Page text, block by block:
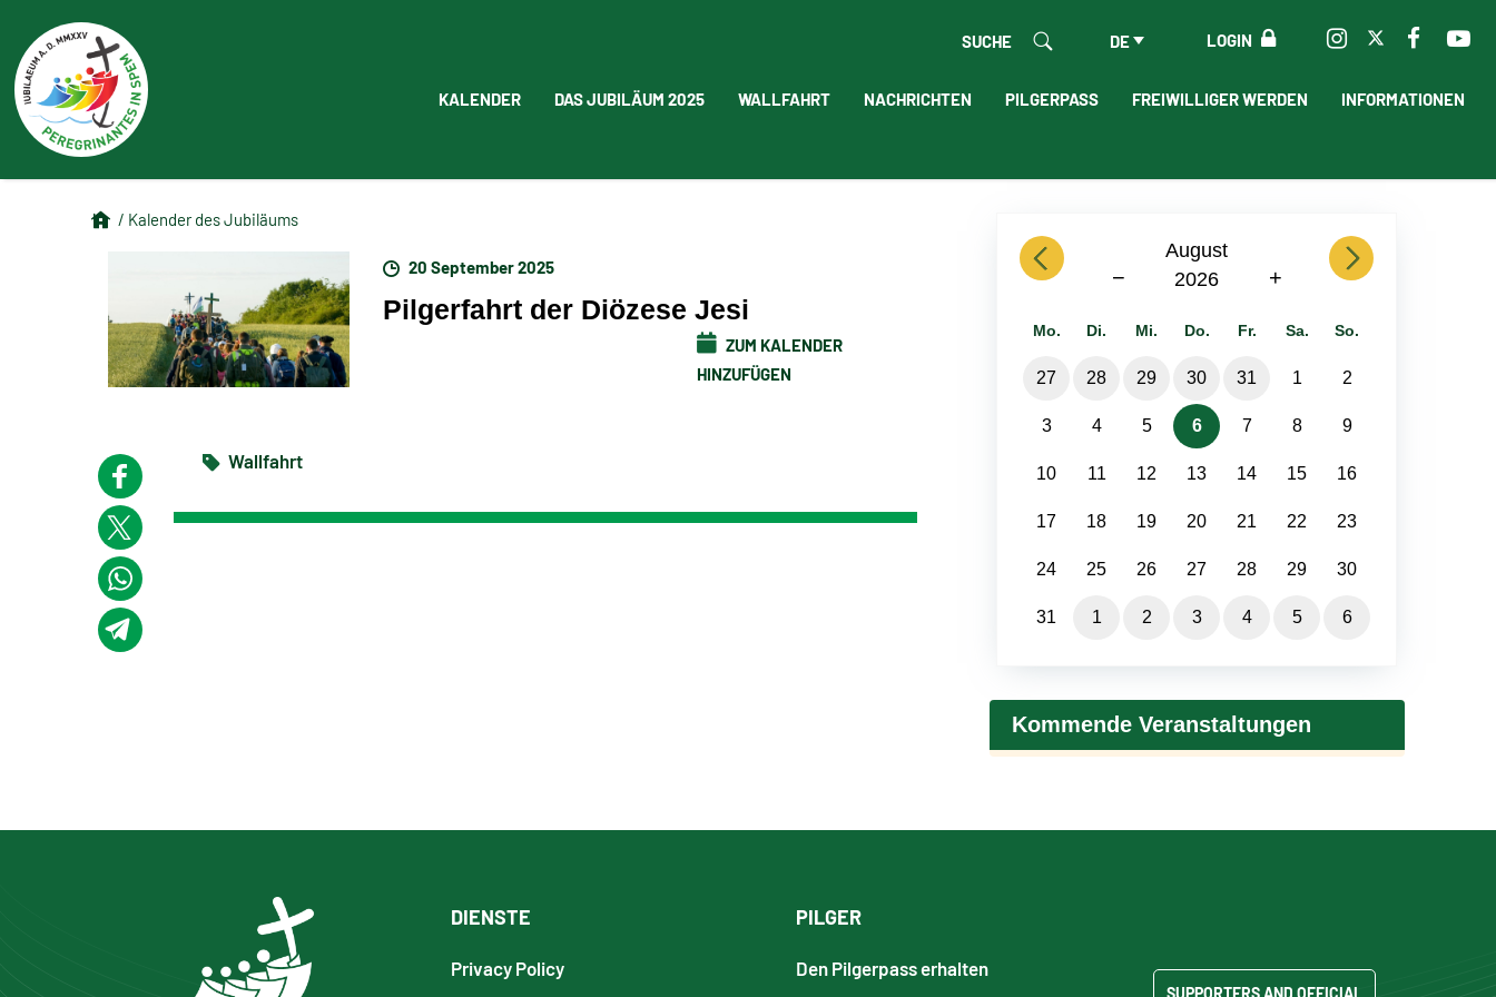
LOGIN
DE
SUCHE
KALENDER DAS JUBILÄUM 2025 WALLFAHRT NACHRICHTEN PILGERPASS FREIWILLIGER WERDEN INFORMATIONEN
/ Kalender des Jubiläums
20 September 2025
Pilgerfahrt der Diözese Jesi
ZUM KALENDER
HINZUFÜGEN
Wallfahrt
previous
August
2026
− +
next
Mo. Di. Mi. Do. Fr. Sa. So.
27 28 29 30 31 1 2
3 4 5 6 7 8 9
10 11 12 13 14 15 16
17 18 19 20 21 22 23
24 25 26 27 28 29 30
31 1 2 3 4 5 6
Kommende Veranstaltungen
DIENSTE
Privacy Policy
PILGER
Den Pilgerpass erhalten
SUPPORTERS AND OFFICIAL